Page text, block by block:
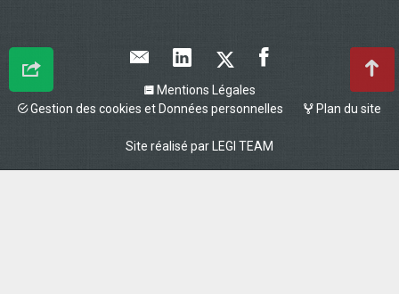
Mentions Légales
Gestion des cookies et Données personnelles
Plan du site
Site réalisé par LEGI TEAM